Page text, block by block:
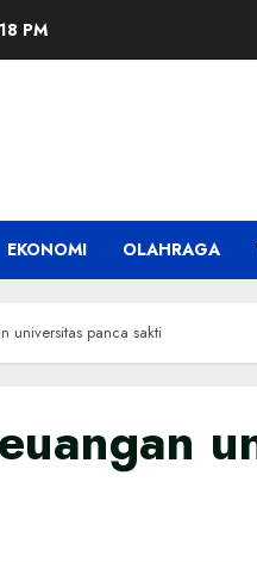
PM
EKONOMI OLAHRAGA
universitas panca sakti